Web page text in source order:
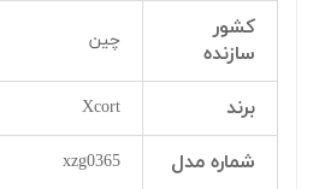
کشور
سازنده
چین
برند Xcort
شماره مدل xzg0365